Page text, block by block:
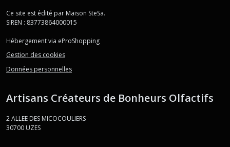
Ce site est édité par Maison SteSa.
SIREN : 83773864000015
Hébergement via eProShopping
Gestion des cookies
Données personnelles
Artisans Créateurs de Bonheurs Olfactifs
2 ALLEE DES MICOCOULIERS
30700 UZES